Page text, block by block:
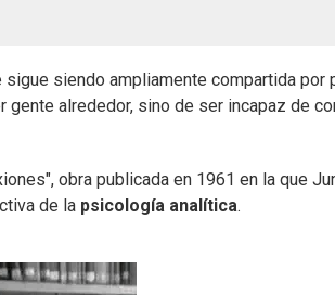
sigue siendo ampliamente compartida
gente alrededor, sino de ser incapaz de
obra publicada en 1961 en la que
de la psicología analítica.